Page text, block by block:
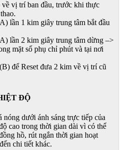
vị trí ban đầu, trước khi thực
lần 1 kim giây trung tâm bắt đầu
lần 2 kim giây trung tâm dừng –>
mặt số phụ chỉ phút và tại nơi
để Reset đưa 2 kim về vị trí cũ
ĐỘ
dưới ánh sáng trực tiếp của
cao trong thời gian dài vì có thể
hồ, rút ngắn thời gian hoạt
chi tiết khác.